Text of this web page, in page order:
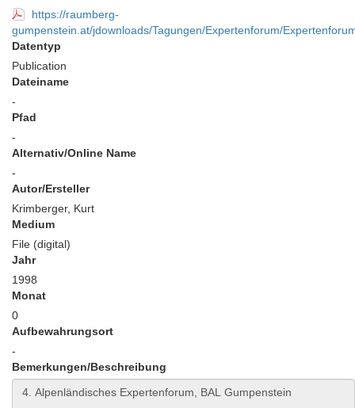
https://raumberg-
gumpenstein.at/jdownloads/Tagungen/Expertenforum/
Datentyp
Publication
Dateiname
-
Pfad
-
Alternativ/Online Name
-
Autor/Ersteller
Krimberger, Kurt
Medium
File (digital)
Jahr
1998
Monat
0
Aufbewahrungsort
-
Bemerkungen/Beschreibung